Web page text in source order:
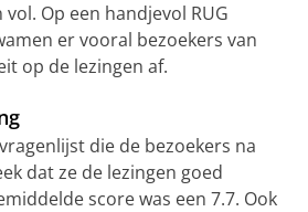
Op een handjevol RUG
er vooral bezoekers van
op de lezingen af.
die de bezoekers na
dat ze de lezingen goed
score was een 7.7. Ook